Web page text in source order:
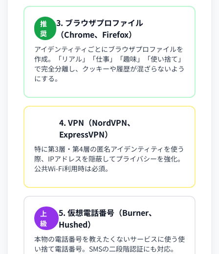
推
奨
3. ブラウザプロファイル
（Chrome、Firefox）
アイデンティティごとにブラウザプロファイルを
作成。「リアル」「仕事」「趣味」「使い捨て」
で完全分離し、クッキーや履歴が混ざらないよう
にする。
4. VPN（NordVPN、
ExpressVPN）
特に第3層・第4層の匿名アイデンティティを使う
際、IPアドレスを隠蔽してプライバシーを強化。
公共Wi-Fi利用時は必須。
上
級
5. 仮想電話番号（Burner、
Hushed）
本物の電話番号を教えたくないサービスに使う使
い捨て電話番号。SMSの二段階認証にも対応。